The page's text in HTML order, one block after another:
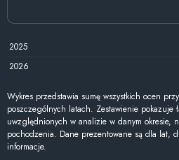
2025
2026
Wykres przedstawia sumę wszystkich ocen
poszczególnych latach. Zestawienie pokazuje
uwzględnionych w analizie w danym okresie,
pochodzenia. Dane prezentowane są dla lat,
informacje.